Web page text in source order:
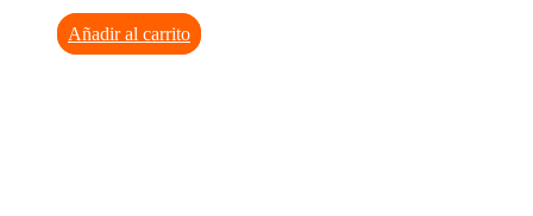
Añadir al carrito